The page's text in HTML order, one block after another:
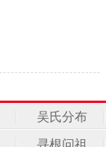
吴氏分布
寻根问祖